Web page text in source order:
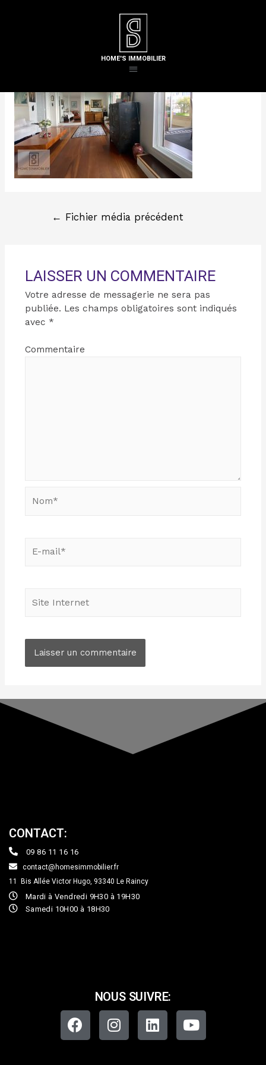
HOME'S IMMOBILIER
/ Par
← Fichier média précédent
LAISSER UN COMMENTAIRE
Votre adresse de messagerie ne sera pas
publiée. Les champs obligatoires sont indiqués
avec *
Commentaire
CONTACT:
09 86 11 16 16
contact@homesimmobilier.fr
11 Bis Allée Victor Hugo, 93340 Le Raincy
Mardi à Vendredi 9H30 à 19H30
Samedi 10H00 à 18H30
NOUS SUIVRE: